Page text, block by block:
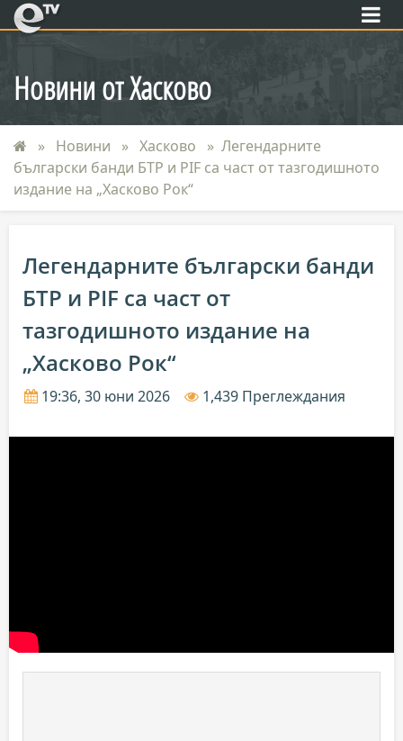
eTV
Новини от Хасково
Новини Хасково
Легендарните
български банди БТР и PIF са част от тазгодишното
издание на „Хасково Рок“
Легендарните български банди
БТР и PIF са част от
тазгодишното издание на
„Хасково Рок“
19:36, 30 юни 2026 1,439 Преглеждания